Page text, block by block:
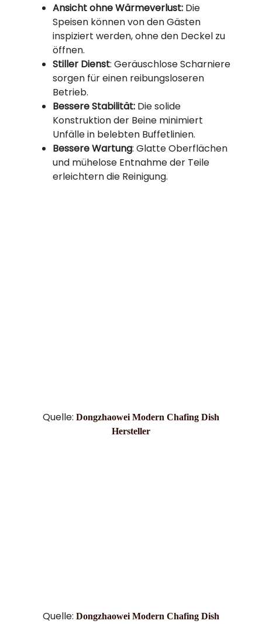
Ansicht ohne Wärmeverlust: Die
Speisen können von den Gästen
inspiziert werden, ohne den Deckel zu
öffnen.
Stiller Dienst: Geräuschlose Scharniere
sorgen für einen reibungsloseren
Betrieb.
Bessere Stabilität: Die solide
Konstruktion der Beine minimiert
Unfälle in belebten Buffetlinien.
Bessere Wartung: Glatte Oberflächen
und mühelose Entnahme der Teile
erleichtern die Reinigung.
Quelle: Dongzhaowei Modern Chafing Dish
Hersteller
Quelle: Dongzhaowei Modern Chafing Dish